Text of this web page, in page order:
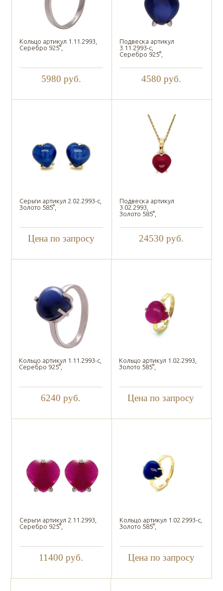
Кольцо артикул 1.11.2993,
Серебро 925°,
5980 руб.
Подвеска артикул
3.11.2993-с,
Серебро 925°,
4580 руб.
Серьги артикул 2.02.2993-с,
Золото 585°,
Цена по запросу
Подвеска артикул
3.02.2993,
Золото 585°,
24530 руб.
Кольцо артикул 1.11.2993-с,
Серебро 925°,
6240 руб.
Кольцо артикул 1.02.2993,
Золото 585°,
Цена по запросу
Серьги артикул 2.11.2993,
Серебро 925°,
11400 руб.
Кольцо артикул 1.02.2993-с,
Золото 585°,
Цена по запросу